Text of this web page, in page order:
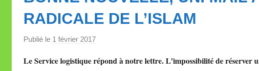
RADICALE DE L’ISLAM
Publié le 1 février 2017
r
Le Service logistique répond à notre lettre. L’impossibilité de